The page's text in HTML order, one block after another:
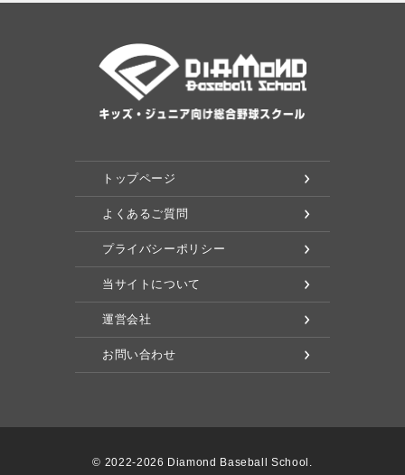
トップページ
よくあるご質問
プライバシーポリシー
当サイトについて
運営会社
お問い合わせ
© 2022-2026 Diamond Baseball School.